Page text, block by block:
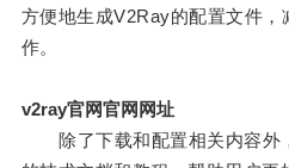
方便地生成V2Ray的配置文件，
作。
v2ray官网官网网址
除了下载和配置相关内容外